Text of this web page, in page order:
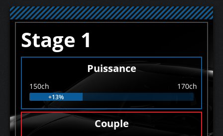
Stage 1
Puissance
150ch 170ch
+13%
Couple